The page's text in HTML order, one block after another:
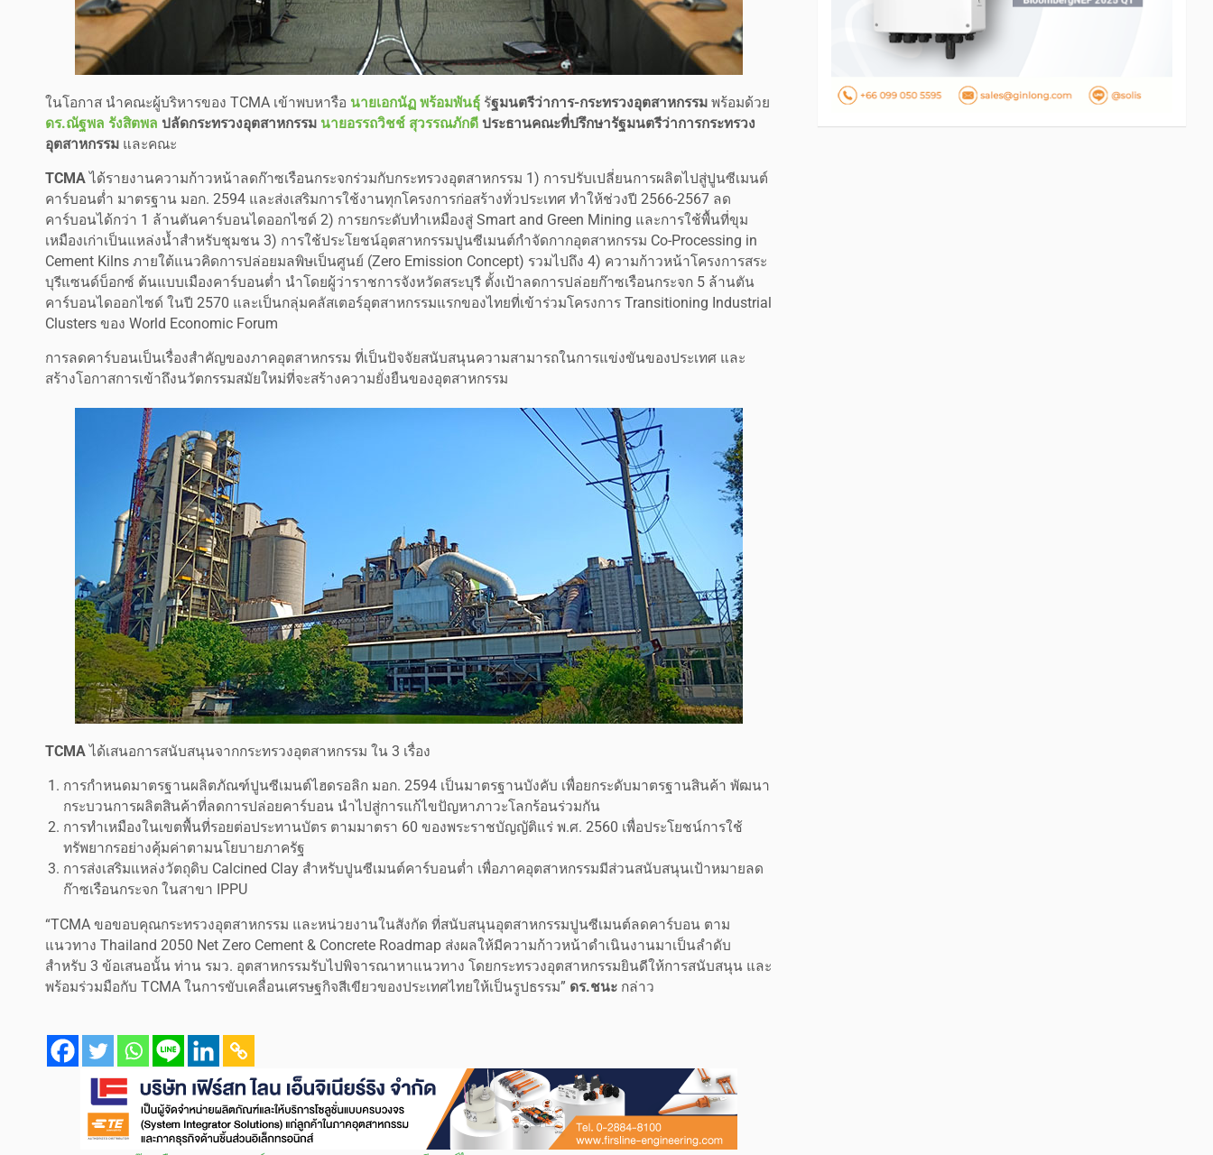
ในโอกาส นำคณะผู้บริหารของ TCMA เข้าพบหารือ นายเอกนัฏ พร้อมพันธุ์ รัฐมนตรีว่าการ-กระทรวงอุตสาหกรรม พร้อมด้วย
ดร.ณัฐพล รังสิตพล ปลัดกระทรวงอุตสาหกรรม นายอรรถวิชช์ สุวรรณภักดี ประธานคณะที่ปรึกษารัฐมนตรีว่าการกระทรวง
อุตสาหกรรม และคณะ
TCMAได้รายงานความก้าวหน้าลดก๊าซเรือนกระจกร่วมกับกระทรวงอุตสาหกรรม 1) การปรับเปลี่ยนการผลิตไปสู่ปูนซีเมนต์
คาร์บอนต่ำ มาตรฐาน มอก. 2594 และส่งเสริมการใช้งานทุกโครงการก่อสร้างทั่วประเทศ ทำให้ช่วงปี 2566-2567 ลด
คาร์บอนได้กว่า 1 ล้านตันคาร์บอนไดออกไซด์ 2) การยกระดับทำเหมืองสู่ Smart and Green Mining และการใช้พื้นที่ขุม
เหมืองเก่าเป็นแหล่งน้ำสำหรับชุมชน 3) การใช้ประโยชน์อุตสาหกรรมปูนซีเมนต์กำจัดกากอุตสาหกรรม Co-Processing in
Cement Kilns ภายใต้แนวคิดการปล่อยมลพิษเป็นศูนย์ (Zero Emission Concept) รวมไปถึง 4) ความก้าวหน้าโครงการสระ
บุรีแซนด์บ็อกซ์ ต้นแบบเมืองคาร์บอนต่ำ นำโดยผู้ว่าราชการจังหวัดสระบุรี ตั้งเป้าลดการปล่อยก๊าซเรือนกระจก 5 ล้านตัน
คาร์บอนไดออกไซด์ ในปี 2570 และเป็นกลุ่มคลัสเตอร์อุตสาหกรรมแรกของไทยที่เข้าร่วมโครงการ Transitioning Industrial
Clusters ของ World Economic Forum
การลดคาร์บอนเป็นเรื่องสำคัญของภาคอุตสาหกรรม ที่เป็นปัจจัยสนับสนุนความสามารถในการแข่งขันของประเทศ และ
สร้างโอกาสการเข้าถึงนวัตกรรมสมัยใหม่ที่จะสร้างความยั่งยืนของอุตสาหกรรม
TCMAได้เสนอการสนับสนุนจากกระทรวงอุตสาหกรรม ใน 3 เรื่อง
การกำหนดมาตรฐานผลิตภัณฑ์ปูนซีเมนต์ไฮดรอลิก มอก. 2594 เป็นมาตรฐานบังคับ เพื่อยกระดับมาตรฐานสินค้า พัฒนา
กระบวนการผลิตสินค้าที่ลดการปล่อยคาร์บอน นำไปสู่การแก้ไขปัญหาภาวะโลกร้อนร่วมกัน
การทำเหมืองในเขตพื้นที่รอยต่อประทานบัตร ตามมาตรา 60 ของพระราชบัญญัติแร่ พ.ศ. 2560 เพื่อประโยชน์การใช้
ทรัพยากรอย่างคุ้มค่าตามนโยบายภาครัฐ
การส่งเสริมแหล่งวัตถุดิบ Calcined Clay สำหรับปูนซีเมนต์คาร์บอนต่ำ เพื่อภาคอุตสาหกรรมมีส่วนสนับสนุนเป้าหมายลด
ก๊าซเรือนกระจก ในสาขา IPPU
“TCMA ขอขอบคุณกระทรวงอุตสาหกรรม และหน่วยงานในสังกัด ที่สนับสนุนอุตสาหกรรมปูนซีเมนต์ลดคาร์บอน ตาม
แนวทาง Thailand 2050 Net Zero Cement & Concrete Roadmap ส่งผลให้มีความก้าวหน้าดำเนินงานมาเป็นลำดับ
สำหรับ 3 ข้อเสนอนั้น ท่าน รมว. อุตสาหกรรมรับไปพิจารณาหาแนวทาง โดยกระทรวงอุตสาหกรรมยินดีให้การสนับสนุน และ
พร้อมร่วมมือกับ TCMA ในการขับเคลื่อนเศรษฐกิจสีเขียวของประเทศไทยให้เป็นรูปธรรม” ดร.ชนะ กล่าว